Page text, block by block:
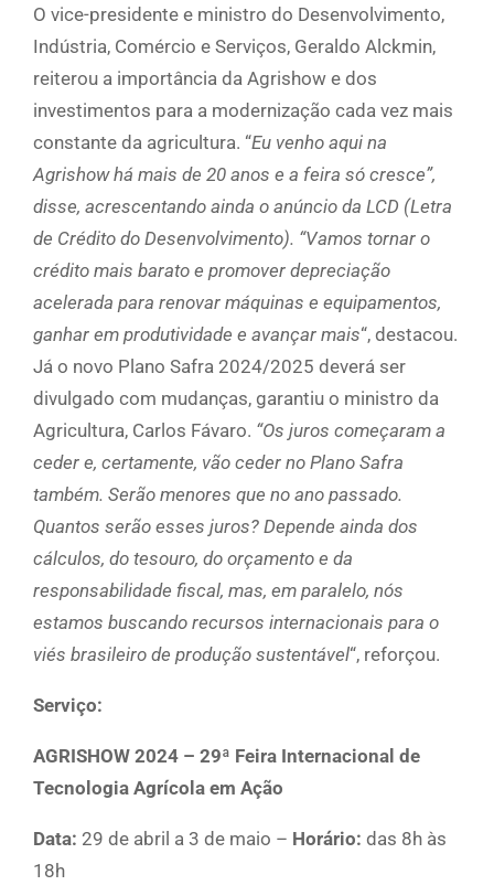
O vice-presidente e ministro do Desenvolvimento,
Indústria, Comércio e Serviços, Geraldo Alckmin,
reiterou a importância da Agrishow e dos
investimentos para a modernização cada vez mais
constante da agricultura. “Eu venho aqui na
Agrishow há mais de 20 anos e a feira só cresce”,
disse, acrescentando ainda o anúncio da LCD (Letra
de Crédito do Desenvolvimento). “Vamos tornar o
crédito mais barato e promover depreciação
acelerada para renovar máquinas e equipamentos,
ganhar em produtividade e avançar mais“, destacou.
Já o novo Plano Safra 2024/2025 deverá ser
divulgado com mudanças, garantiu o ministro da
Agricultura, Carlos Fávaro. “Os juros começaram a
ceder e, certamente, vão ceder no Plano Safra
também. Serão menores que no ano passado.
Quantos serão esses juros? Depende ainda dos
cálculos, do tesouro, do orçamento e da
responsabilidade fiscal, mas, em paralelo, nós
estamos buscando recursos internacionais para o
viés brasileiro de produção sustentável“, reforçou.
Serviço:
AGRISHOW 2024 – 29ª Feira Internacional de
Tecnologia Agrícola em Ação
Data: 29 de abril a 3 de maio – Horário: das 8h às
18h